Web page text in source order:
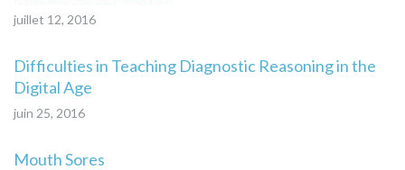
juillet 12, 2016
Difficulties in Teaching Diagnostic Reasoning in the
Digital Age
juin 25, 2016
Mouth Sores